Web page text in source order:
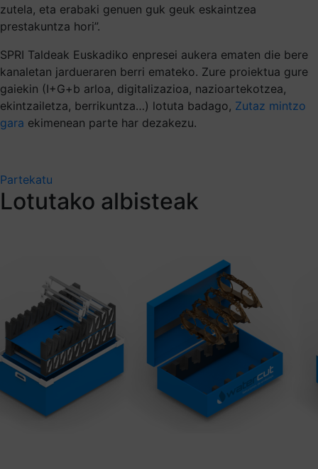
zutela, eta erabaki genuen guk geuk eskaintzea
prestakuntza hori”.
SPRI Taldeak Euskadiko enpresei aukera ematen die bere
kanaletan jardueraren berri emateko. Zure proiektua gure
gaiekin (I+G+b arloa, digitalizazioa, nazioartekotzea,
ekintzailetza, berrikuntza…) lotuta badago, Zutaz mintzo
gara ekimenean parte har dezakezu.
Partekatu
Lotutako albisteak